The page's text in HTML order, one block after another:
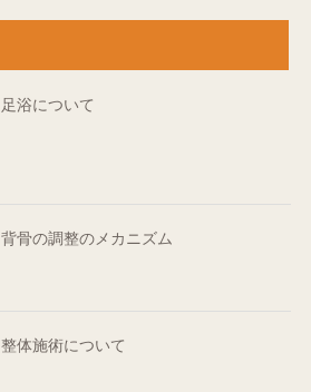
足浴について
背骨の調整のメカニズム
整体施術について